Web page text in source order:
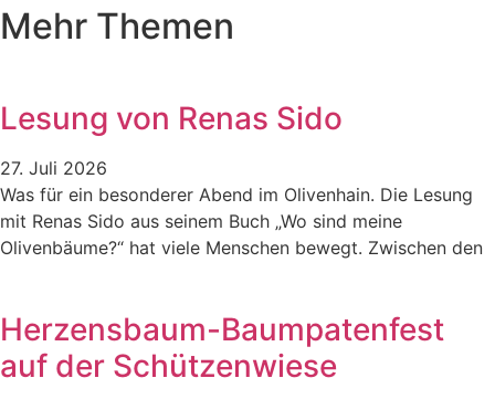
Mehr Themen
Lesung von Renas Sido
27. Juli 2026
Was für ein besonderer Abend im Olivenhain. Die Lesung
mit Renas Sido aus seinem Buch „Wo sind meine
Olivenbäume?“ hat viele Menschen bewegt. Zwischen den
Herzensbaum-Baumpatenfest
auf der Schützenwiese